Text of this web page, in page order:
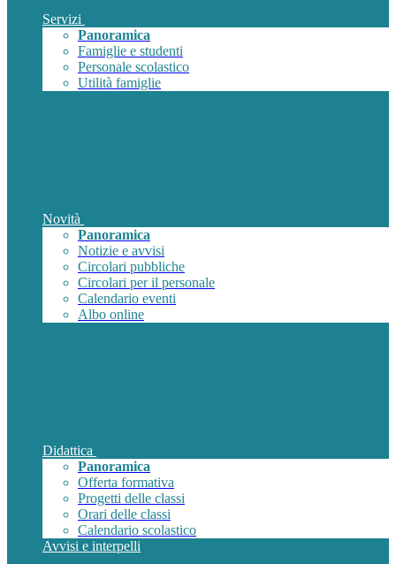
Servizi
Panoramica
Famiglie e studenti
Personale scolastico
Utilità famiglie
Novità
Panoramica
Notizie e avvisi
Circolari pubbliche
Circolari per il personale
Calendario eventi
Albo online
Didattica
Panoramica
Offerta formativa
Progetti delle classi
Orari delle classi
Calendario scolastico
Avvisi e interpelli